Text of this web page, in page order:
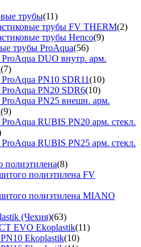
трубы(11)
трубы FV THERM(2)
трубы Henco(9)
трубы ProAqua(56)
DUO внутр. арм.
(7)
PN10 SDR11(10)
PN20 SDR6(10)
PN25 внешн. арм.
(9)
RUBIS PN20 арм. стекл.
RUBIS PN25 арм. стекл.
полиэтилена(8)
полиэтилена FV
полиэтилена MIANO
(Чехия)(63)
EVO Ekoplastik(11)
Ekoplastik(10)